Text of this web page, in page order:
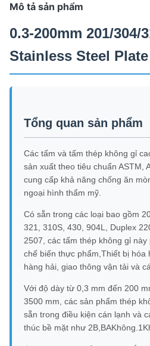
Mô tả sản phẩm
0.3-200mm 201/304/
Stainless Steel
Tổng quan sản phẩm
Các tấm và tấm thép không gỉ
sản xuất theo tiêu chuẩn ASTM,
cung cấp khả năng chống ăn
ngoại hình thẩm mỹ.
Có sẵn trong các loại bao gồm
321, 310S, 430, 904L, Duplex
2507, các tấm thép không gỉ này
chế biến thực phẩm,Thiết bị hóa
hàng hải, giao thông vận tải và
Với độ dày từ 0,3 mm đến 200
3500 mm, các sản phẩm thép
sẵn trong điều kiện cán lạnh và
thúc bề mặt như